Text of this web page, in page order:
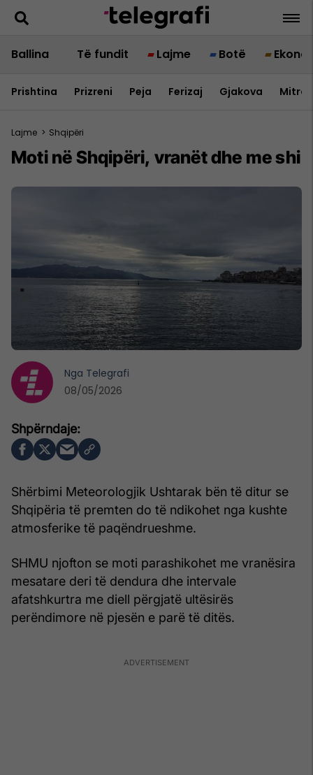
Ballina Të fundit Lajme Botë
Prishtina Prizreni Peja Ferizaj Gjakova
Lajme > Shqipëri
Moti në Shqipëri, vranët dhe me shi
Shërbimi Meteorologjik Ushtarak bën të ditur se
Shqipëria të premten do të ndikohet nga kushte
atmosferike të paqëndrueshme.
SHMU njofton se moti parashikohet me vranësira
mesatare deri të dendura dhe intervale
afatshkurtra me diell përgjatë ultësirës
perëndimore në pjesën e parë të ditës.
Nga Telegrafi
08/05/2026